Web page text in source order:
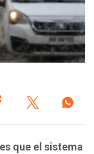
que el sistema